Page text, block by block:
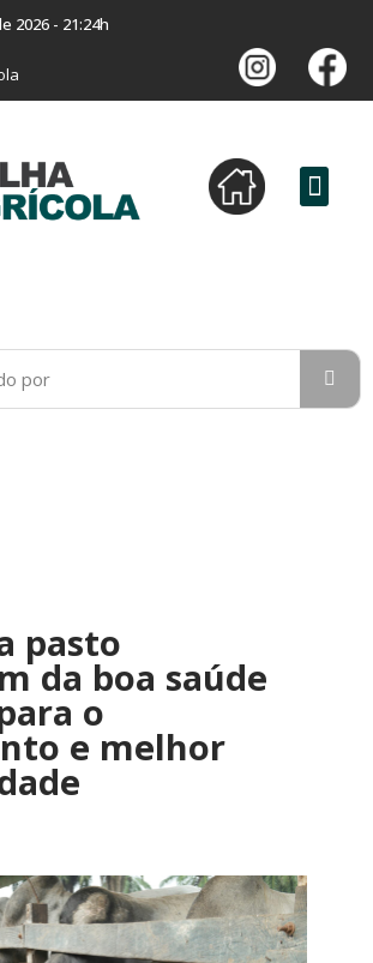
2026 - 21:24h
pasto
da boa saúde
o
e melhor